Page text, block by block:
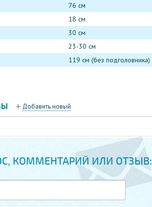
76 см
18 см
30 см
23-30 см
119 см (без подголовника)
Добавить новый
КОММЕНТАРИЙ ИЛИ ОТЗЫВ: